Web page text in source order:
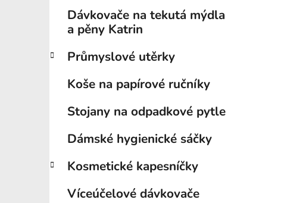
Dávkovače na tekutá mýdla
a pěny Katrin
Průmyslové utěrky
Koše na papírové ručníky
Stojany na odpadkové pytle
Dámské hygienické sáčky
Kosmetické kapesníčky
Víceúčelové dávkovače